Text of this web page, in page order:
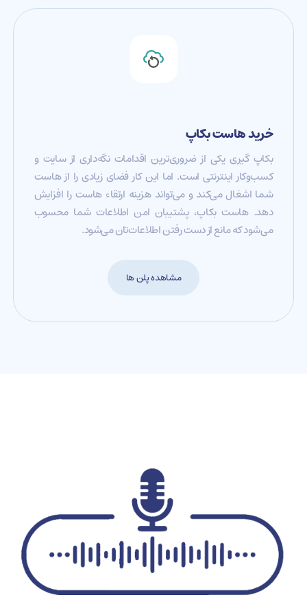
خرید هاست بکاپ
بکاپ گیری یکی از ضروری‌ترین اقدامات نگه‌داری از سایت و
کسب‌و‌کار اینترنتی است. اما این کار فضای زیادی را از هاست
شما اشغال می‌کند و می‌تواند هزینه ارتقاء هاست را افزایش
دهد. هاست بکاپ، پشتیبان امن اطلاعات شما محسوب
می‌شود که مانع از دست رفتن اطلاعات‌تان می‌شود.
مشاهده پلن ها